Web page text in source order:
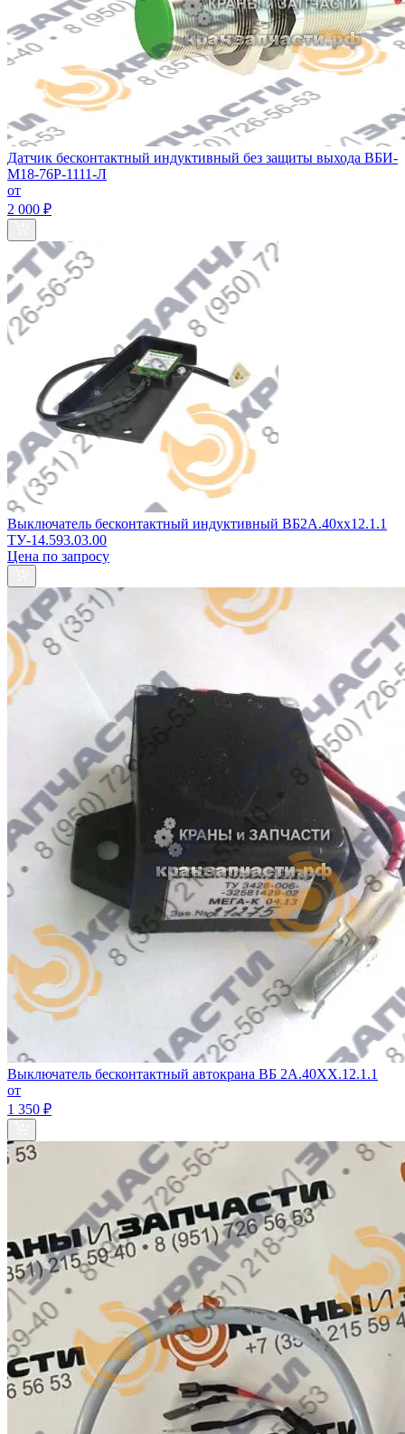
Датчик бесконтактный индуктивный без защиты выхода ВБИ-
М18-76Р-1111-Л
от
2 000 ₽
Выключатель бесконтактный индуктивный ВБ2А.40хх12.1.1
ТУ-14.593.03.00
Цена по запросу
Выключатель бесконтактный автокрана ВБ 2А.40ХХ.12.1.1
от
1 350 ₽